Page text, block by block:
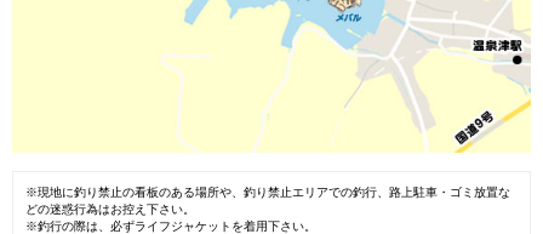
※現地に釣り禁止の看板のある場所や、釣り禁止エリアでの釣行、路上駐車・ゴミ放置な
どの迷惑行為はお控え下さい。
※釣行の際は、必ずライフジャケットを着用下さい。